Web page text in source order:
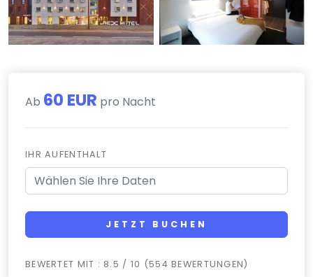
Ab 60 EUR pro Nacht
IHR AUFENTHALT
JETZT BUCHEN
BEWERTET MIT : 8.5 / 10 (554 BEWERTUNGEN)